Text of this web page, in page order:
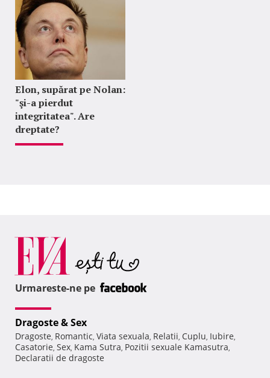
Elon, supărat pe Nolan:
"şi-a pierdut
integritatea". Are
dreptate?
Urmareste-ne pe
Dragoste & Sex
Dragoste, Romantic, Viata sexuala, Relatii, Cuplu, Iubire,
Casatorie, Sex, Kama Sutra, Pozitii sexuale Kamasutra,
Declaratii de dragoste